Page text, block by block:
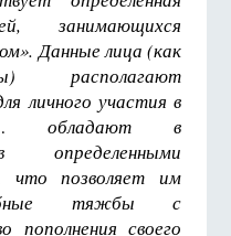
занимающихся
Данные лица (как
располагают
личного участия в
обладают в
определенными
что позволяет им
тяжбы с
пополнения своего